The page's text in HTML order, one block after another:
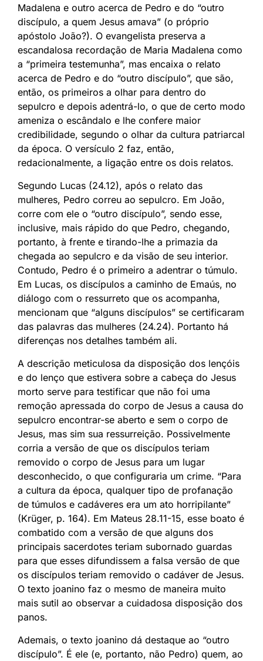
Madalena e outro acerca de Pedro e do “outro
discípulo, a quem Jesus amava” (o próprio
apóstolo João?). O evangelista preserva a
escandalosa recordação de Maria Madalena como
a “primeira testemunha”, mas encaixa o relato
acerca de Pedro e do “outro discípulo”, que são,
então, os primeiros a olhar para dentro do
sepulcro e depois adentrá-lo, o que de certo modo
ameniza o escândalo e lhe confere maior
credibilidade, segundo o olhar da cultura patriarcal
da época. O versículo 2 faz, então,
redacionalmente, a ligação entre os dois relatos.
Segundo Lucas (24.12), após o relato das
mulheres, Pedro correu ao sepulcro. Em João,
corre com ele o “outro discípulo”, sendo esse,
inclusive, mais rápido do que Pedro, chegando,
portanto, à frente e tirando-lhe a primazia da
chegada ao sepulcro e da visão de seu interior.
Contudo, Pedro é o primeiro a adentrar o túmulo.
Em Lucas, os discípulos a caminho de Emaús, no
diálogo com o ressurreto que os acompanha,
mencionam que “alguns discípulos” se certificaram
das palavras das mulheres (24.24). Portanto há
diferenças nos detalhes também ali.
A descrição meticulosa da disposição dos lençóis
e do lenço que estivera sobre a cabeça do Jesus
morto serve para testificar que não foi uma
remoção apressada do corpo de Jesus a causa do
sepulcro encontrar-se aberto e sem o corpo de
Jesus, mas sim sua ressurreição. Possivelmente
corria a versão de que os discípulos teriam
removido o corpo de Jesus para um lugar
desconhecido, o que configuraria um crime. “Para
a cultura da época, qualquer tipo de profanação
de túmulos e cadáveres era um ato horripilante”
(Krüger, p. 164). Em Mateus 28.11-15, esse boato é
combatido com a versão de que alguns dos
principais sacerdotes teriam subornado guardas
para que esses difundissem a falsa versão de que
os discípulos teriam removido o cadáver de Jesus.
O texto joanino faz o mesmo de maneira muito
mais sutil ao observar a cuidadosa disposição dos
panos.
Ademais, o texto joanino dá destaque ao “outro
discípulo”. É ele (e, portanto, não Pedro) quem, ao